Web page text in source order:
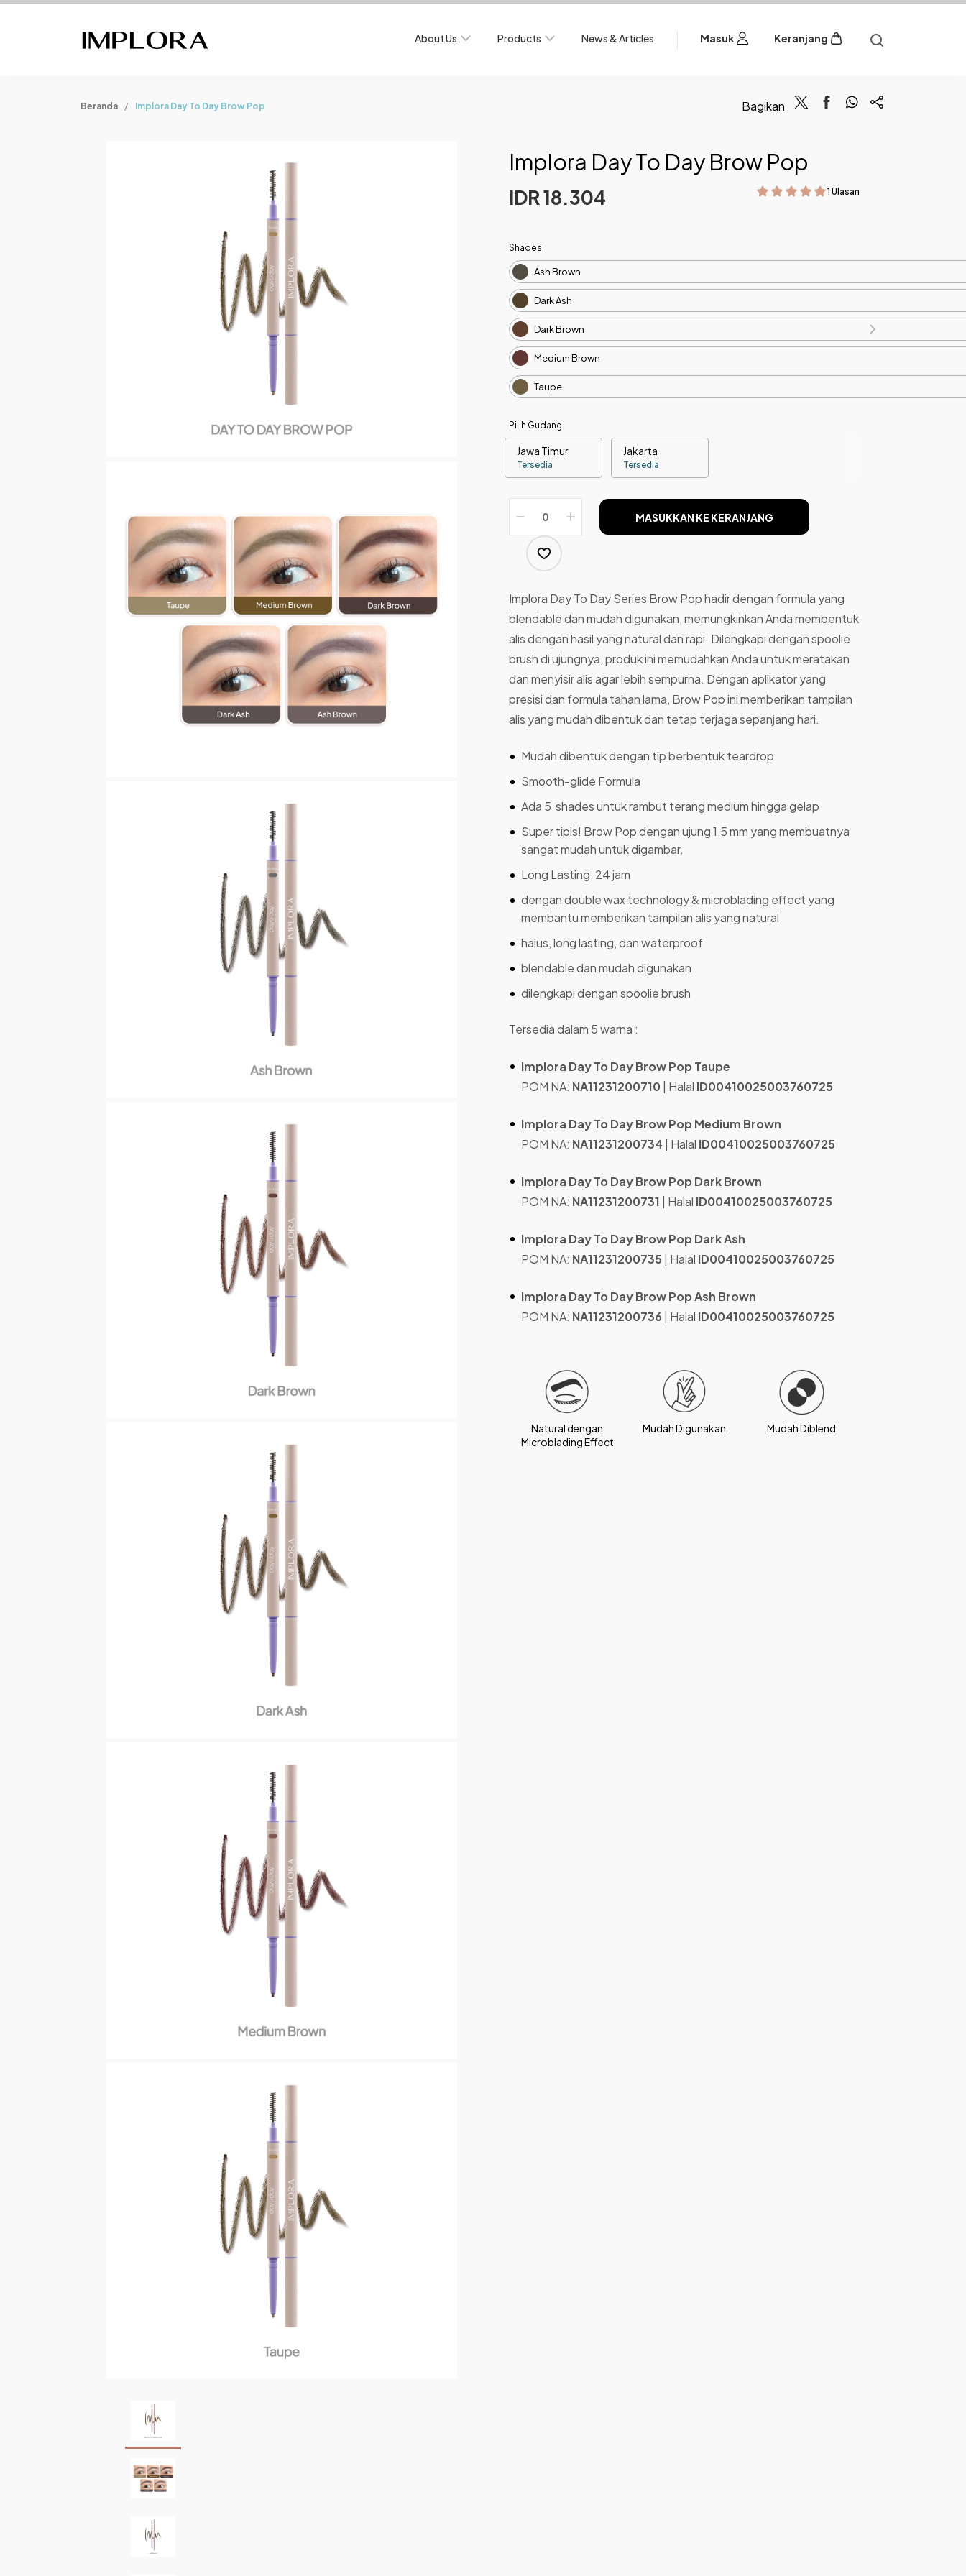
About Us Products News & Articles Masuk Keranjang
Beranda Implora Day To Day Brow Pop Bagikan
Implora Day To Day Brow Pop
IDR 18.304 1 Ulasan
Shades
Ash Brown
Dark Ash
Dark Brown
Medium Brown
Taupe
Pilih Gudang
Jawa Timur
Tersedia
Jakarta
Tersedia
MASUKKAN KE KERANJANG
Implora Day To Day Series Brow Pop hadir dengan formula yang
blendable dan mudah digunakan, memungkinkan Anda membentuk
alis dengan hasil yang natural dan rapi. Dilengkapi dengan spoolie
brush di ujungnya, produk ini memudahkan Anda untuk meratakan
dan menyisir alis agar lebih sempurna. Dengan aplikator yang
presisi dan formula tahan lama, Brow Pop ini memberikan tampilan
alis yang mudah dibentuk dan tetap terjaga sepanjang hari.
Mudah dibentuk dengan tip berbentuk teardrop
Smooth-glide Formula
Ada 5 shades untuk rambut terang medium hingga gelap
Super tipis! Brow Pop dengan ujung 1,5 mm yang membuatnya
sangat mudah untuk digambar.
Long Lasting, 24 jam
dengan double wax technology & microblading effect yang
membantu memberikan tampilan alis yang natural
halus, long lasting, dan waterproof
blendable dan mudah digunakan
dilengkapi dengan spoolie brush
Tersedia dalam 5 warna :
Implora Day To Day Brow Pop Taupe
POM NA: NA11231200710 | Halal ID00410025003760725
Implora Day To Day Brow Pop Medium Brown
POM NA: NA11231200734 | Halal ID00410025003760725
Implora Day To Day Brow Pop Dark Brown
POM NA: NA11231200731 | Halal ID00410025003760725
Implora Day To Day Brow Pop Dark Ash
POM NA: NA11231200735 | Halal ID00410025003760725
Implora Day To Day Brow Pop Ash Brown
POM NA: NA11231200736 | Halal ID00410025003760725
Natural dengan
Microblading Effect
Mudah Digunakan Mudah Diblend